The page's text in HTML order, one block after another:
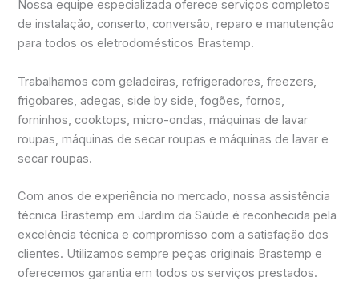
Nossa equipe especializada oferece serviços completos
de instalação, conserto, conversão, reparo e manutenção
para todos os eletrodomésticos Brastemp.
Trabalhamos com geladeiras, refrigeradores, freezers,
frigobares, adegas, side by side, fogões, fornos,
forninhos, cooktops, micro-ondas, máquinas de lavar
roupas, máquinas de secar roupas e máquinas de lavar e
secar roupas.
Com anos de experiência no mercado, nossa assistência
técnica Brastemp em Jardim da Saúde é reconhecida pela
excelência técnica e compromisso com a satisfação dos
clientes. Utilizamos sempre peças originais Brastemp e
oferecemos garantia em todos os serviços prestados.